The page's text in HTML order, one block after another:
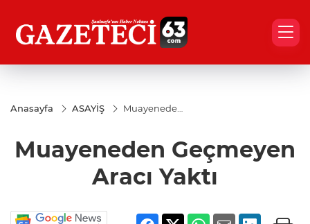
Anasayfa ASAYİŞ
Muayeneden
Muayeneden Geçmeyen
Aracı Yaktı